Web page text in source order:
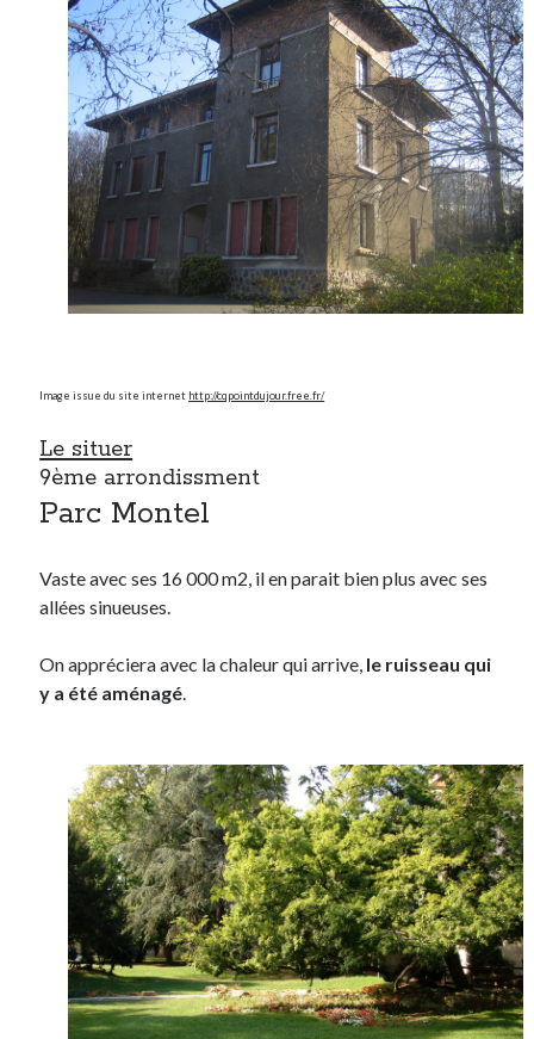
Image issue du site internet http://cqpointdujour.free.fr/
Le situer
9ème arrondissment
Parc Montel
Vaste avec ses 16 000 m2, il en parait bien plus avec ses
allées sinueuses.
On appréciera avec la chaleur qui arrive, le ruisseau qui
y a été aménagé.